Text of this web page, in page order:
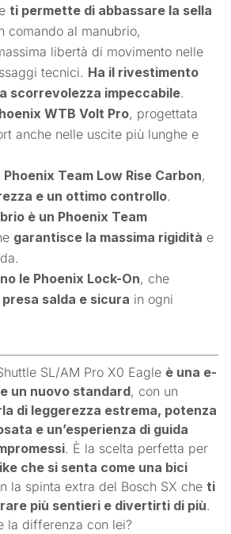
ti permette di abbassare la sella
comando al manubrio,
libertà di movimento nelle
tecnici. Ha il rivestimento
scorrevolezza impeccabile.
WTB Volt Pro, progettata
anche nelle uscite più lunghe e
Team Low Rise Carbon,
e un ottimo controllo.
è un Phoenix Team
garantisce la massima rigidità e
le Phoenix Lock-On, che
salda e sicura in ogni
SL/AM Pro X0 Eagle è una e-
un nuovo standard, con un
di leggerezza estrema, potenza
e un’esperienza di guida
. È la scelta perfetta per
che si senta come una bici
la spinta extra del Bosch SX cheti
più sentieri e divertirti di più.
la differenza con lei?